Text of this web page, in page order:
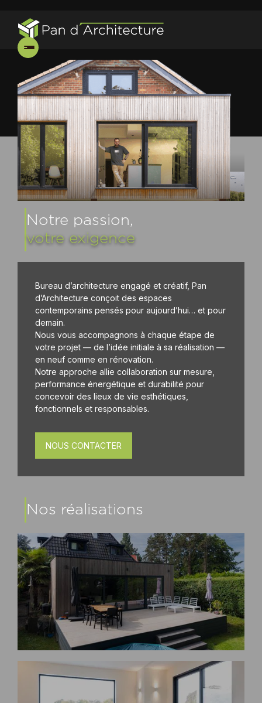
Notre passion,
votre exigence
Bureau d’architecture engagé et créatif, Pan
d’Architecture conçoit des espaces
contemporains pensés pour aujourd’hui… et pour
demain.
Nous vous accompagnons à chaque étape de
votre projet — de l’idée initiale à sa réalisation —
en neuf comme en rénovation.
Notre approche allie collaboration sur mesure,
performance énergétique et durabilité pour
concevoir des lieux de vie esthétiques,
fonctionnels et responsables.
NOUS CONTACTER
Nos réalisations